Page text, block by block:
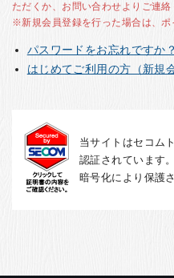
お知らせ
English
ただくか、お問い合わせよりご連絡
※新規会員登録を行った場合は、ポ
パスワードをお忘れですか？
はじめてご利用の方（新規
当サイトはセコム
認証されています
暗号化により保護